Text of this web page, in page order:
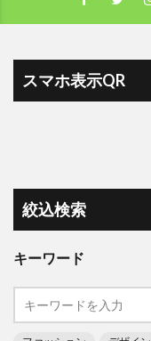
スマホ表示QR
絞込検索
キーワード